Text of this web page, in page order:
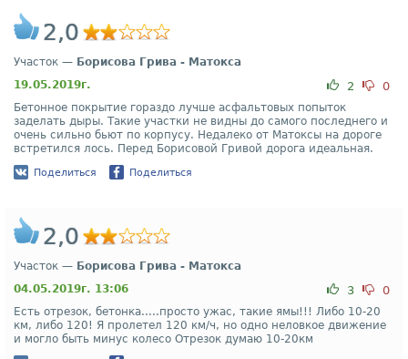
2,0
Участок — Борисова Грива - Матокса
19.05.2019г.
2 0
Бетонное покрытие гораздо лучше асфальтовых попыток
заделать дыры. Такие участки не видны до самого последнего и
очень сильно бьют по корпусу. Недалеко от Матоксы на дороге
встретился лось. Перед Борисовой Гривой дорога идеальная.
Поделиться Поделиться
2,0
Участок — Борисова Грива - Матокса
04.05.2019г. 13:06
3 0
Есть отрезок, бетонка.....просто ужас, такие ямы!!! Либо 10-20
км, либо 120! Я пролетел 120 км/ч, но одно неловкое движение
и могло быть минус колесо Отрезок думаю 10-20км